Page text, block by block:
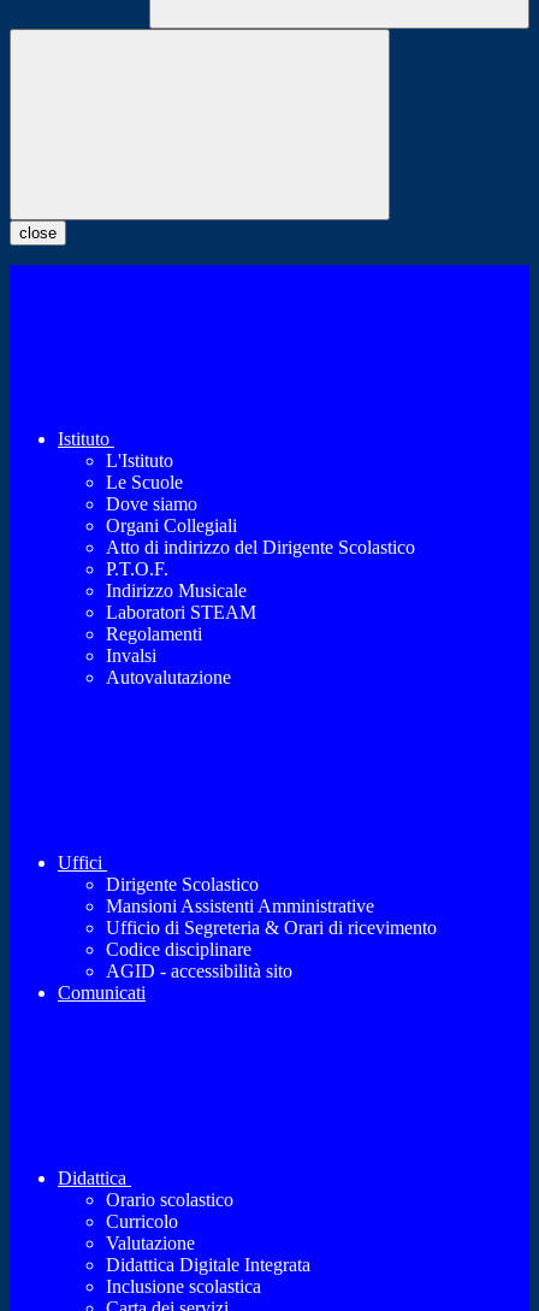
close
Istituto
L'Istituto
Le Scuole
Dove siamo
Organi Collegiali
Atto di indirizzo del Dirigente Scolastico
P.T.O.F.
Indirizzo Musicale
Laboratori STEAM
Regolamenti
Invalsi
Autovalutazione
Uffici
Dirigente Scolastico
Mansioni Assistenti Amministrative
Ufficio di Segreteria & Orari di ricevimento
Codice disciplinare
AGID - accessibilità sito
Comunicati
Didattica
Orario scolastico
Curricolo
Valutazione
Didattica Digitale Integrata
Inclusione scolastica